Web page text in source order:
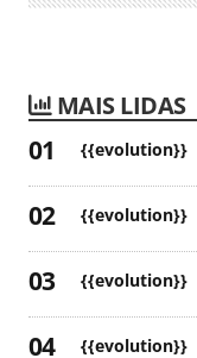
MAIS LIDAS
{{evolution}}
{{evolution}}
{{evolution}}
{{evolution}}